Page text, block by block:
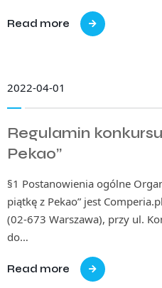
Read more
2022-04-01
Regulamin
Pekao”
§1 Postanowienia ogólne
piątkę z Pekao” jest
(02-673 Warszawa), przy ul.
do…
Read more